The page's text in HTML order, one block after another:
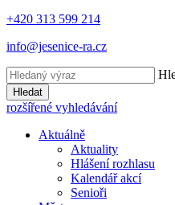
+420 313 599 214
info@jesenice-ra.cz
Hledat
rozšířené vyhledávání
Aktuálně
Aktuality
Hlášení rozhlasu
Kalendář akcí
Senioři